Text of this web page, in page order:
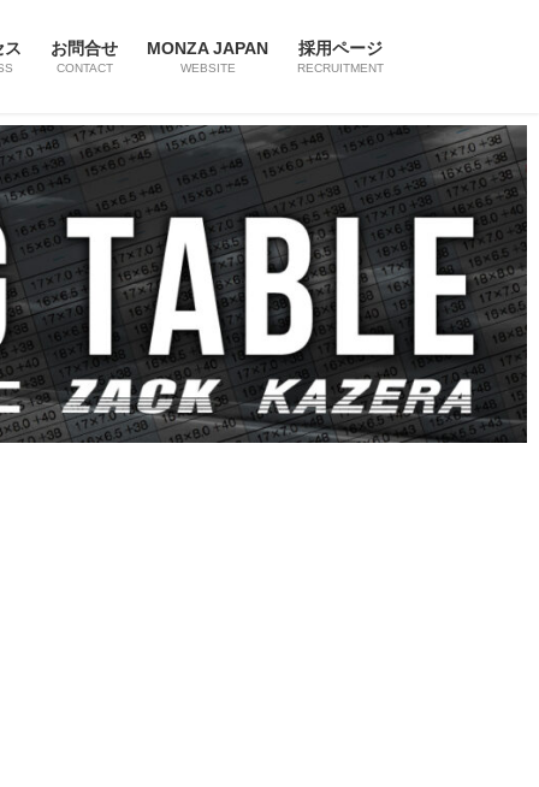
ス お問合せ
CONTACT
MONZA JAPAN
WEBSITE
採用ページ
RECRUITMENT